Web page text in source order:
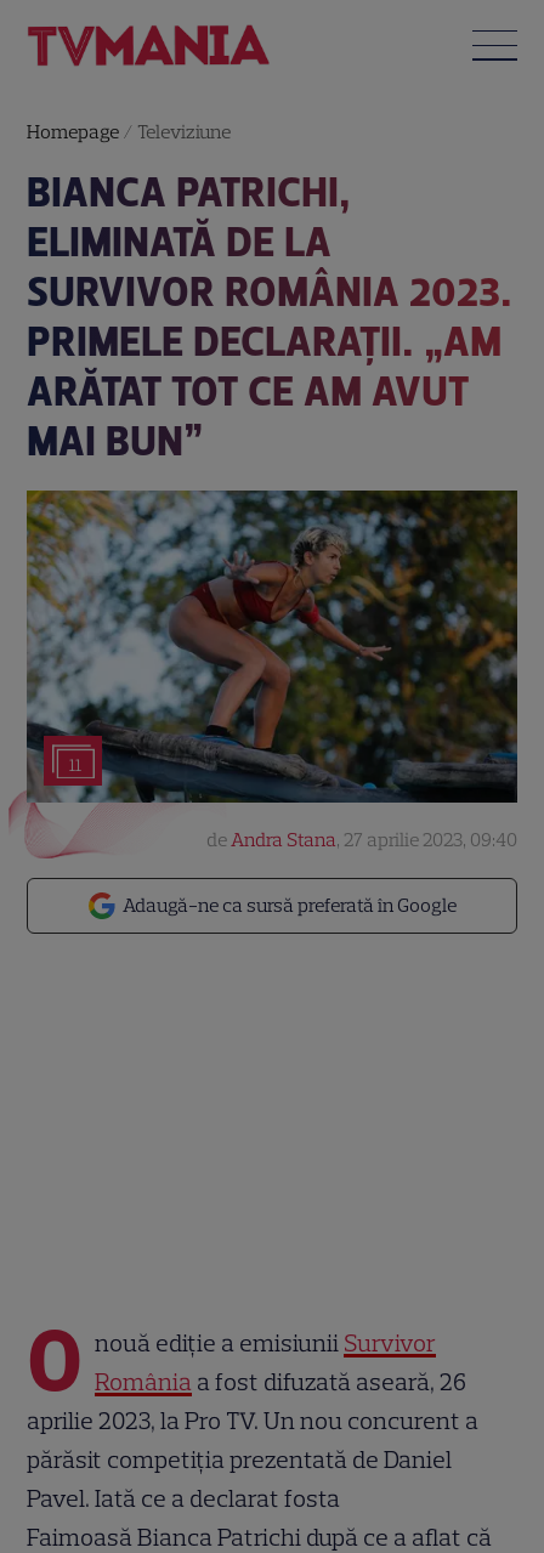
Homepage / Televiziune
BIANCA PATRICHI,
ELIMINATĂ DE LA
SURVIVOR ROMÂNIA 2023.
PRIMELE DECLARAȚII. „AM
ARĂTAT TOT CE AM AVUT
MAI BUN”
11
Adaugă-ne ca sursă preferată în Google
deAndra Stana, 27 aprilie 2023, 09:40
O nouă ediție a emisiunii Survivor
România a fost difuzată aseară, 26
aprilie 2023, la Pro TV. Un nou concurent a
părăsit competiția prezentată de Daniel
Pavel. Iată ce a declarat fosta
Faimoasă Bianca Patrichi după ce a aflat că